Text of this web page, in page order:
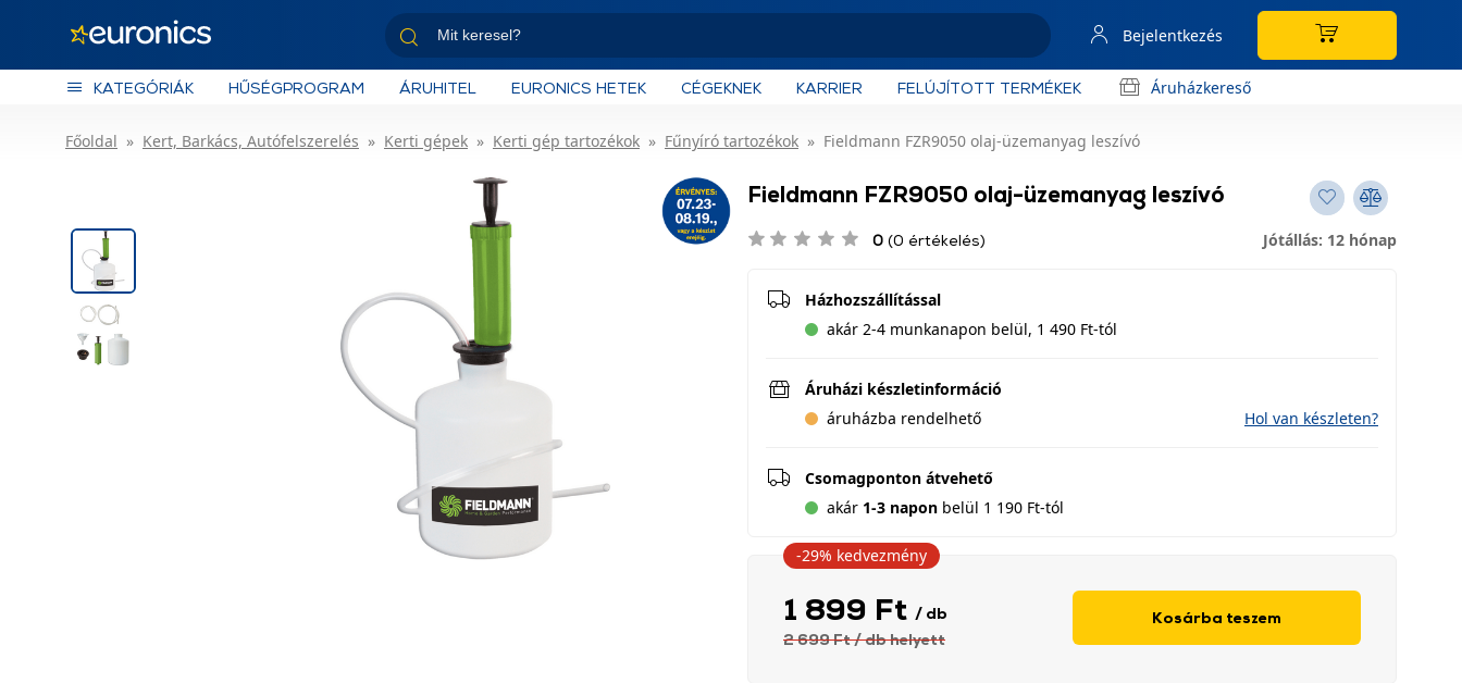
Bejelentkezés
KATEGÓRIÁK HŰSÉGPROGRAM ÁRUHITEL EURONICS HETEK CÉGEKNEK KARRIER FELÚJÍTOTT TERMÉKEK Áruházkereső
Főoldal Kert, Barkács, Autófelszerelés Kerti gépek Kerti gép tartozékok Fűnyíró tartozékok Fieldmann FZR9050 olaj-üzemanyag leszívó
Fieldmann FZR9050 olaj-üzemanyag leszívó
0 (0 értékelés) Jótállás: 12 hónap
Házhozszállítással
akár 2-4 munkanapon belül, 1 490 Ft-tól
Áruházi készletinformáció
áruházba rendelhető
Hol van készleten?
Csomagponton átvehető
akár 1-3 napon belül 1 190 Ft-tól
1 899 Ft / db
2 699 Ft/ dbhelyett
Kosárba teszem
-29% kedvezmény